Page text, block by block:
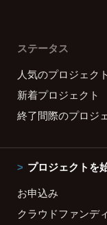
ステータス
人気のプロジェクト
新着プロジェクト
終了間際のプロジ
プロジェクトを
お申込み
クラウドファンデ